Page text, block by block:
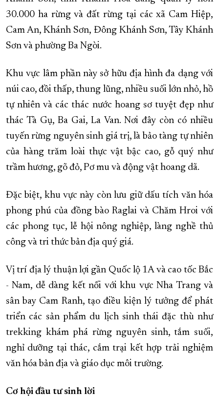
30.000 ha rừng và đất rừng tại các xã Cam Hiệp,
Cam An, Khánh Sơn, Đông Khánh Sơn, Tây Khánh
Sơn và phường Ba Ngòi.
Khu vực lâm phần này sở hữu địa hình đa dạng với
núi cao, đồi thấp, thung lũng, nhiều suối lớn nhỏ, hồ
tự nhiên và các thác nước hoang sơ tuyệt đẹp như
thác Tà Gụ, Ba Gai, La Van. Nơi đây còn có nhiều
tuyến rừng nguyên sinh giá trị, là bảo tàng tự nhiên
của hàng trăm loài thực vật bậc cao, gỗ quý như
trầm hương, gõ đỏ, Pơ mu và động vật hoang dã.
Đặc biệt, khu vực này còn lưu giữ dấu tích văn hóa
phong phú của đồng bào Raglai và Chăm Hroi với
các phong tục, lễ hội nông nghiệp, làng nghề thủ
công và tri thức bản địa quý giá.
Vị trí địa lý thuận lợi gần Quốc lộ 1A và cao tốc Bắc
- Nam, dễ dàng kết nối với khu vực Nha Trang và
sân bay Cam Ranh, tạo điều kiện lý tưởng để phát
triển các sản phẩm du lịch sinh thái đặc thù như
trekking khám phá rừng nguyên sinh, tắm suối,
nghỉ dưỡng tại thác, cắm trại kết hợp trải nghiệm
văn hóa bản địa và giáo dục môi trường.
Cơ hội đầu tư sinh lời